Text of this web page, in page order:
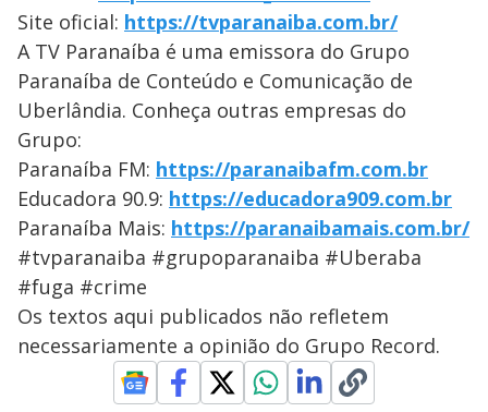
Site oficial: https://tvparanaiba.com.br/
A TV Paranaíba é uma emissora do Grupo
Paranaíba de Conteúdo e Comunicação de
Uberlândia. Conheça outras empresas do
Grupo:
Paranaíba FM: https://paranaibafm.com.br
Educadora 90.9: https://educadora909.com.br
Paranaíba Mais: https://paranaibamais.com.br/
#tvparanaiba #grupoparanaiba #Uberaba
#fuga #crime
Os textos aqui publicados não refletem
necessariamente a opinião do Grupo Record.